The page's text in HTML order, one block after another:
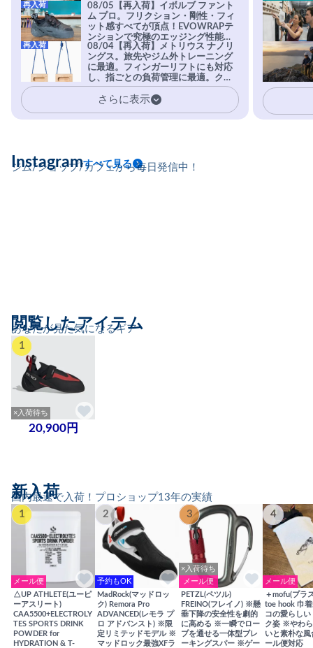
08/05【再入荷】イボルブ ファント
ム プロ。フリクション・剛性・フィ
ット感すべてが頂点！EVOWRAPテ
ンションで究極のエッジング性能を
実現。進化系ラバーEvo-74はTRAX
を凌駕する粘着力で極小ホールドに
安心感。
再入荷
08/04【再入荷】メトリウス ナノリ
ングス。旅先やジム外トレーニング
に最適。フィンガーリフトにも対応
し、指ごとの負荷管理に最適。クラ
イマーの指を本気で鍛えるギア。
再入荷
さらに表示
ジム/ショップ/カフェから毎日発信中！
Instagramすべて見る
あなたが見た気になるギア
閲覧したアイテム
1
×入荷待ち
20,900円
国内最速で入荷！プロショップ13年の実績
新入荷
1
メール便
△UP ATHLETE(ユーピ
ーアスリート)
CAA5500+ELECTROLY
TES SPORTS DRINK
POWDER for
HYDRATION & T-
2
予約もOK
MadRock(マッドロッ
ク) Remora Pro
ADVANCED(レモラ プ
ロ アドバンスト) ※限
定リミテッドモデル ※
マッドロック最強XFラ
3
×入荷待ち
メール便
PETZL(ペツル)
FREINO(フレイノ) ※懸
垂下降の安全性を劇的
に高める ※一瞬でロー
プを通せる一体型ブレ
ーキングスパー ※ゲー
4
メール便
＋mofu(プラ
toe hook 巾
コの愛らしい
ク姿 ※やわ
いと素朴な
ール便対応